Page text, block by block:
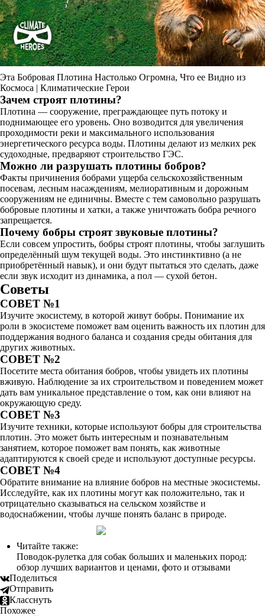
Эта Бобровая Плотина Настолько Огромна, Что ее Видно из
Космоса | Климатические Герои
Зачем строят плотины?
Плотина — сооружение, преграждающее путь потоку и
поднимающее его уровень. Оно возводится для увеличения
проходимости реки и максимального использования
энергетического ресурса воды. Плотины делают из мелких рек
судоходные, предваряют строительство ГЭС.
Можно ли разрушать плотины бобров?
Факты причинения бобрами ущерба сельскохозяйственным
посевам, лесным насаждениям, мелиоративным и дорожным
сооружениям не единичны. Вместе с тем самовольно разрушать
бобровые плотины и хатки, а также уничтожать бобра речного
запрещается.
Почему бобры строят звуковые плотины?
Если совсем упростить, бобры строят плотины, чтобы заглушить
определённый шум текущей воды. Это инстинктивно (а не
приобретённый навык), и они будут пытаться это сделать, даже
если звук исходит из динамика, а пол — сухой бетон.
Советы
СОВЕТ №1
Изучите экосистему, в которой живут бобры. Понимание их
роли в экосистеме поможет вам оценить важность их плотин для
поддержания водного баланса и создания среды обитания для
других животных.
СОВЕТ №2
Посетите места обитания бобров, чтобы увидеть их плотины
вживую. Наблюдение за их строительством и поведением может
дать вам уникальное представление о том, как они влияют на
окружающую среду.
СОВЕТ №3
Изучите техники, которые используют бобры для строительства
плотин. Это может быть интересным и познавательным
занятием, которое поможет вам понять, как животные
адаптируются к своей среде и используют доступные ресурсы.
СОВЕТ №4
Обратите внимание на влияние бобров на местные экосистемы.
Исследуйте, как их плотины могут как положительно, так и
отрицательно сказываться на сельском хозяйстве и
водоснабжении, чтобы лучше понять баланс в природе.
Читайте также:
Поводок-рулетка для собак больших и маленьких пород:
обзор лучших вариантов и ценами, фото и отзывами
Поделиться
Отправить
Класснуть
Похожее